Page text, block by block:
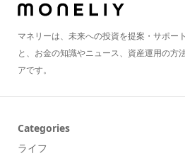
マネリーは、未来への投資を提案・サポー
と、お金の知識やニュース、資産運用の方
アです。
Categories
ライフ